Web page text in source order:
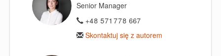
Senior Manager
+48 571 778 667
Skontaktuj się z autorem